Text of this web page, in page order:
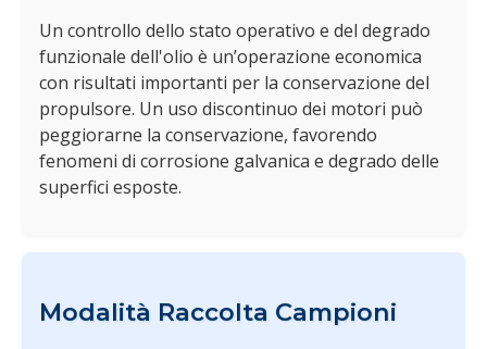
Un controllo dello stato operativo e del degrado
funzionale dell'olio è un’operazione economica
con risultati importanti per la conservazione del
propulsore. Un uso discontinuo dei motori può
peggiorarne la conservazione, favorendo
fenomeni di corrosione galvanica e degrado delle
superfici esposte.
Modalità Raccolta Campioni